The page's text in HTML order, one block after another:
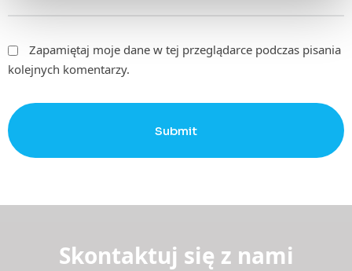
Zapamiętaj moje dane w tej przeglądarce podczas pisania
kolejnych komentarzy.
Submit
Skontaktuj się z nami